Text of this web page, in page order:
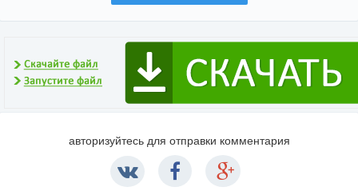
авторизуйтесь для отправки комментария